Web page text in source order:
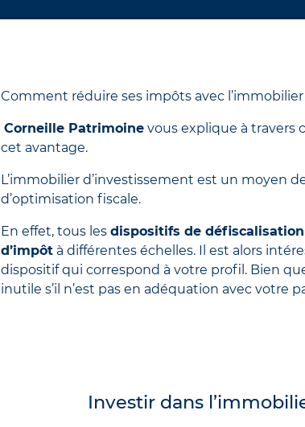
Comment réduire ses impôts avec l’immobilier
Corneille Patrimoine vous explique à travers
cet avantage.
L’immobilier d’investissement est un moyen
d’optimisation fiscale.
En effet, tous les dispositifs de défiscalisation
d’impôt à différentes échelles. Il est alors
dispositif qui correspond à votre profil. Bien
inutile s’il n’est pas en adéquation avec votre
Investir dans